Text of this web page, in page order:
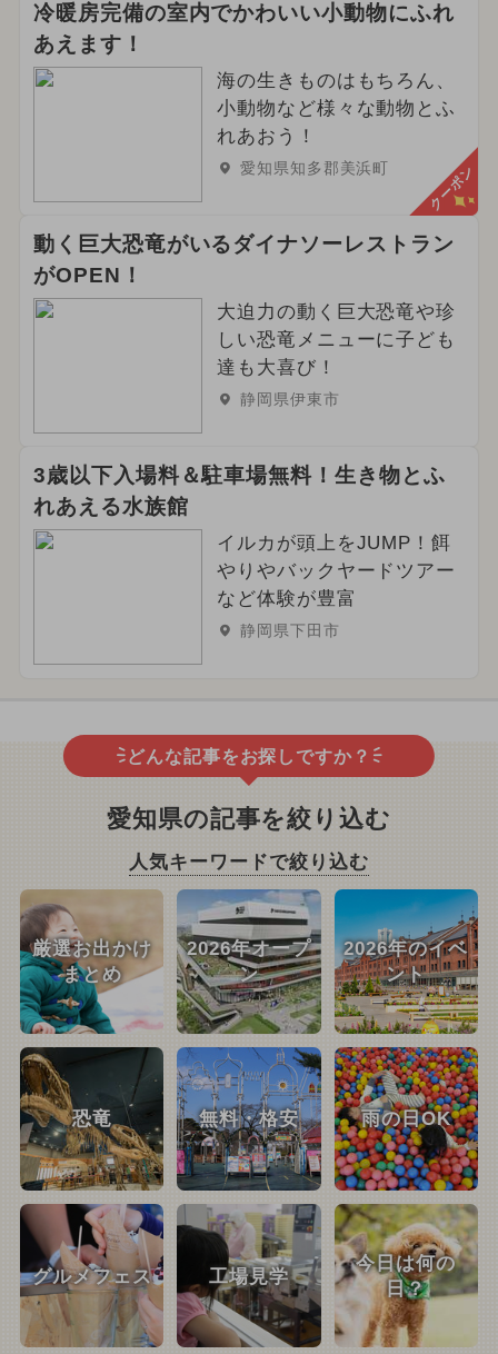
冷暖房完備の室内でかわいい小動物にふれ
あえます！
海の生きものはもちろん、
小動物など様々な動物とふ
れあおう！
愛知県知多郡美浜町 クーポン
動く巨大恐竜がいるダイナソーレストラン
がOPEN！
大迫力の動く巨大恐竜や珍
しい恐竜メニューに子ども
達も大喜び！
静岡県伊東市
3歳以下入場料＆駐車場無料！生き物とふ
れあえる水族館
イルカが頭上をJUMP！餌
やりやバックヤードツアー
など体験が豊富
静岡県下田市
どんな記事をお探しですか？
愛知県の記事を絞り込む
人気キーワードで絞り込む
厳選お出かけ
まとめ
2026年オープ
ン
2026年のイベ
ント
恐竜 無料・格安 雨の日OK
グルメフェス 工場見学
今日は何の
日？